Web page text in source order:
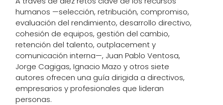
humanos —selección, retribución, compromiso,
evaluación del rendimiento, desarrollo directivo,
cohesión de equipos, gestión del cambio,
retención del talento, outplacement y
comunicación interna—, Juan Pablo Ventosa,
Jorge Cagigas, Ignacio Mazo y otros siete
autores ofrecen una guía dirigida a directivos,
empresarios y profesionales que lideran
personas.